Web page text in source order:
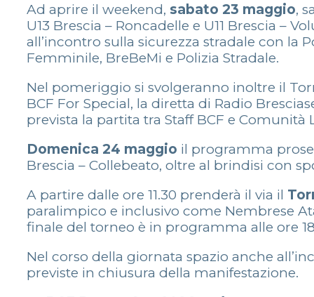
Ad aprire il weekend, sabato 23 maggio,
U13 Brescia – Roncadelle e U11 Brescia –
all’incontro sulla sicurezza stradale con la
Femminile, BreBeMi e Polizia Stradale.
Nel pomeriggio si svolgeranno inoltre il
BCF For Special, la diretta di Radio
prevista la partita tra Staff BCF e Comunità
Domenica 24 maggio il programma
Brescia – Collebeato, oltre al brindisi con
A partire dalle ore 11.30 prenderà il via il
paralimpico e inclusivo come Nembrese
finale del torneo è in programma alle ore
Nel corso della giornata spazio anche
previste in chiusura della manifestazione.